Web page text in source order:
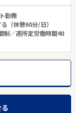
勤務
（休憩60分/日）
制／週所定労働時間40